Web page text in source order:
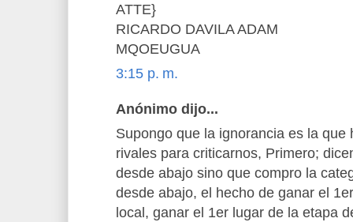
ATTE}
RICARDO DAVILA ADAM
MQOEUGUA
3:15 p. m.
Anónimo dijo...
Supongo que la ignorancia es la que
rivales para criticarnos, Primero;
desde abajo sino que compro la
desde abajo, el hecho de ganar el
local, ganar el 1er lugar de la etapa